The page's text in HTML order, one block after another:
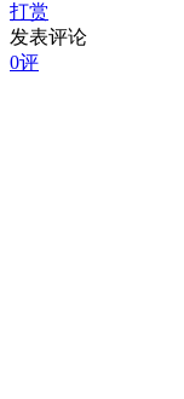
打赏
发表评论
0评